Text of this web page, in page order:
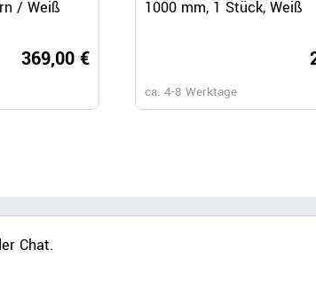
/ Weiß
369,00 €
800 x 1897 mm, Perlgrau
ca. 3-4 Wochen
1000 mm, 1 Stück, Weiß
ca. 4-8 Werktage
Chat.